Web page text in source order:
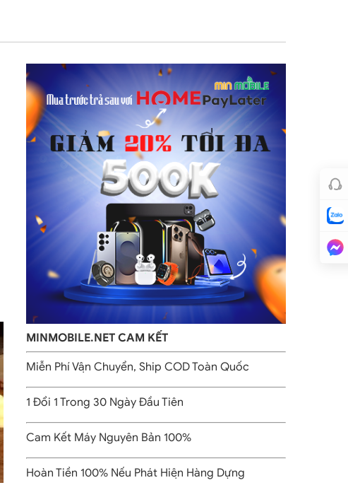
MINMOBILE.NET CAM KẾT
Miễn Phí Vận Chuyển, Ship COD Toàn Quốc
1 Đổi 1 Trong 30 Ngày Đầu Tiên
Cam Kết Máy Nguyên Bản 100%
Hoàn Tiền 100% Nếu Phát Hiện Hàng Dựng